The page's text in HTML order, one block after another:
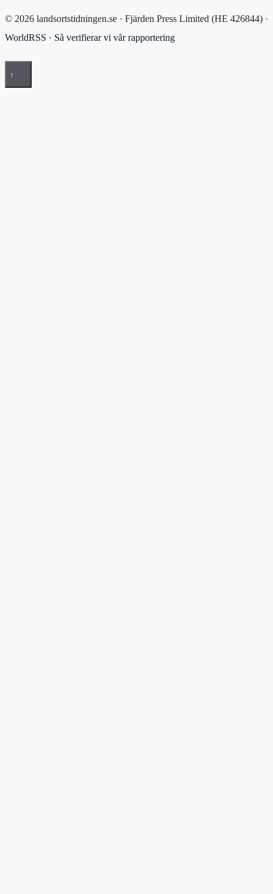
© 2026 landsortstidningen.se · Fjärden Press Limited (HE 426844) ·
WorldRSS · Så verifierar vi vår rapportering
↑